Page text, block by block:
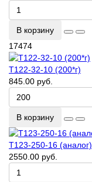
В корзину
17474
Т122-32-10 (200*г)
845.00 руб.
В корзину
Т123-250-16 (аналог)
2550.00 руб.